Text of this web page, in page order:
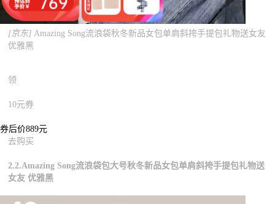
[京东] Amazing Song流浪袋秋冬新品女包单肩斜挎手提包礼物送女友
优雅黑
领
10元券
券后价889元
去购买
2.2.Amazing Song流浪袋包大号秋冬新品女包单肩斜挎手提包礼物送
女友 优雅黑